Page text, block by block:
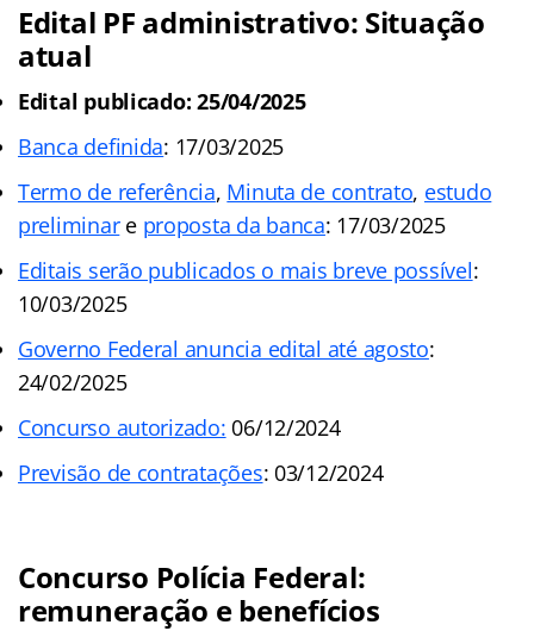
Edital PF administrativo: Situação
atual
Edital publicado: 25/04/2025
Banca definida: 17/03/2025
Termo de referência, Minuta de contrato, estudo
preliminare proposta da banca: 17/03/2025
Editais serão publicados o mais breve possível:
10/03/2025
Governo Federal anuncia edital até agosto:
24/02/2025
Concurso autorizado: 06/12/2024
Previsão de contratações: 03/12/2024
Concurso Polícia Federal:
remuneração e benefícios